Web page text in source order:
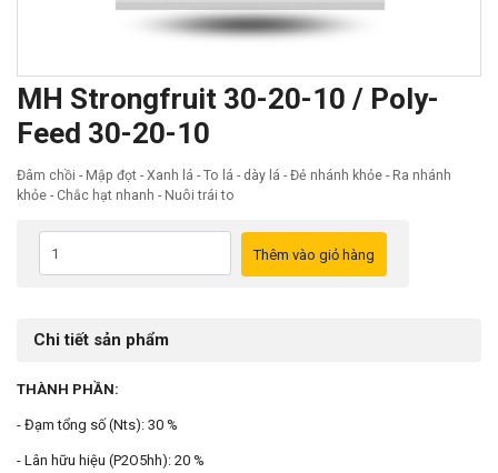
MH Strongfruit 30-20-10 / Poly-
Feed 30-20-10
Đâm chồi - Mập đọt - Xanh lá - To lá - dày lá - Đẻ nhánh khỏe - Ra nhánh
khỏe - Chắc hạt nhanh - Nuôi trái to
Chi tiết sản phẩm
THÀNH PHẦN:
- Đạm tổng số (Nts): 30 %
- Lân hữu hiệu (P2O5hh): 20 %